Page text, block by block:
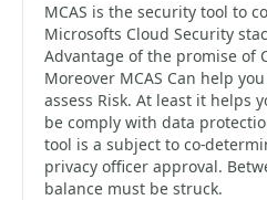
MCAS is the security tool to
Microsofts Cloud Security
Advantage of the promise of
Moreover MCAS Can help
assess Risk. At least it helps
be comply with data
tool is a subject to co-
privacy officer approval.
balance must be struck.